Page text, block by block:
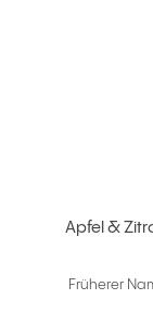
Apfel &
Früherer